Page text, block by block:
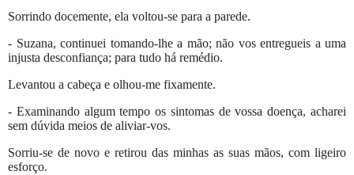
Sorrindo docemente, ela voltou-se para a parede.
- Suzana, continuei tomando-lhe a mão; não vos entregueis a uma
injusta desconfiança; para tudo há remédio.
Levantou a cabeça e olhou-me fixamente.
- Examinando algum tempo os sintomas de vossa doença, acharei
sem dúvida meios de aliviar-vos.
Sorriu-se de novo e retirou das minhas as suas mãos, com ligeiro
esforço.